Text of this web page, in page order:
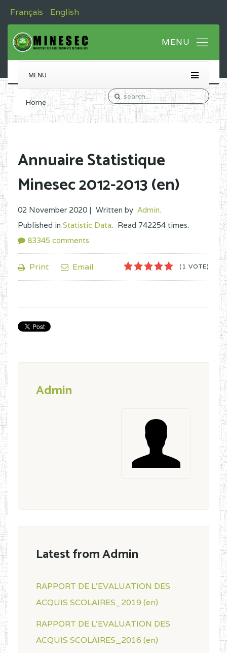
Français English
MENU
Home
Annuaire Statistique
Minesec 2012-2013 (en)
02 November 2020 | Written by Admin.
Published in Statistic Data. Read 742254 times.
83345 comments
Print Email 1
2
3
4
5
(1 VOTE)
Admin
Latest from Admin
RAPPORT DE L'EVALUATION DES
ACQUIS SCOLAIRES_2019 (en)
RAPPORT DE L'EVALUATION DES
ACQUIS SCOLAIRES_2016 (en)